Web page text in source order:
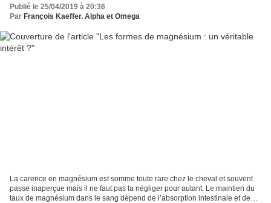
Publié le 25/04/2019 à 20:36
Par François Kaeffer. Alpha et Omega
La carence en magnésium est somme toute rare chez le cheval et souvent
passe inaperçue mais il ne faut pas la négliger pour autant. Le maintien du
taux de magnésium dans le sang dépend de l’absorption intestinale et de